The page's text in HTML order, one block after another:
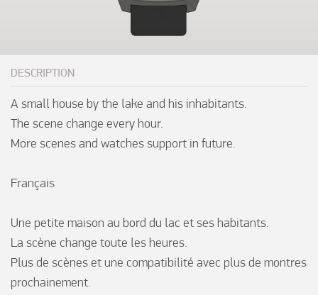
DESCRIPTION
A small house by the lake and his inhabitants.
The scene change every hour.
More scenes and watches support in future.
Français
Une petite maison au bord du lac et ses habitants.
La scène change toute les heures.
Plus de scènes et une compatibilité avec plus de montres
prochainement.